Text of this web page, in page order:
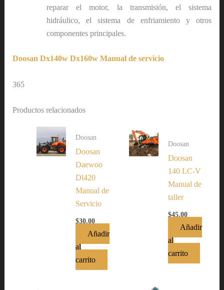
reparar el motor, la transmisión, el sistema
hidráulico, el sistema de enfriamiento y otros
componentes principales.
Doosan Dx140w Dx160w Manual de servicio
365
Productos relacionados
Doosan
Doosan
Daewoo
Dl420
Manual de
Servicio
$30.00
Añadir
al
carrito
Doosan
Doosan
140 LC-V
Manual de
taller
$45.00
Añadir
al
carrito